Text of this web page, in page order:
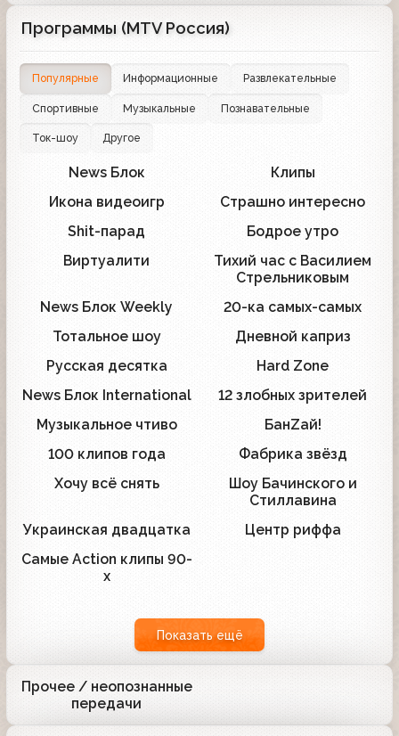
Программы (MTV Россия)
Популярные Информационные Развлекательные
Спортивные Музыкальные Познавательные
Ток-шоу Другое
News Блок Клипы
99
Икона видеоигр 60
Страшно интересно
Shit-парад Бодрое утро
Виртуалити 12
Тихий час с Василием
Стрельниковым
28
News Блок Weekly 11
20-ка самых-самых
Тотальное шоу Дневной каприз
Русская десятка Hard Zone
12
News Блок International 4
12 злобных зрителей
5
Музыкальное чтиво БанZай!
100 клипов года Фабрика звёзд
Хочу всё снять
Шоу Бачинского и
Стиллавина
2
Украинская двадцатка Центр риффа
1
Самые Action клипы 90-
х
Показать ещё
2
Прочее / неопознанные
передачи